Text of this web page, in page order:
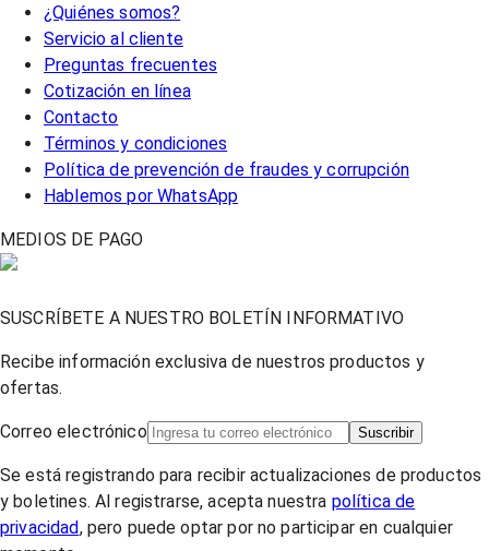
¿Quiénes somos?
Servicio al cliente
Preguntas frecuentes
Cotización en línea
Contacto
Términos y condiciones
Política de prevención de fraudes y corrupción
Hablemos por WhatsApp
MEDIOS DE PAGO
SUSCRÍBETE A NUESTRO BOLETÍN INFORMATIVO
Recibe información exclusiva de nuestros productos y
ofertas.
Correo electrónico Suscribir
Se está registrando para recibir actualizaciones de productos
y boletines. Al registrarse, acepta nuestra política de
privacidad, pero puede optar por no participar en cualquier